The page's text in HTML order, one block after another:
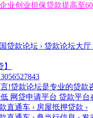
业创业担保贷款提高至
贷款论坛 › 贷款论坛大厅
!贷款论坛是专业的贷款
网贷申请平台 贷款平台
直通车 › 房屋抵押贷款 ›